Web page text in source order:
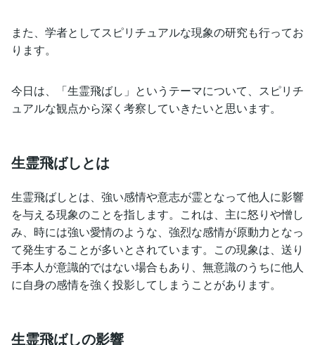
また、学者としてスピリチュアルな現象の研究も行ってお
ります。
今日は、「生霊飛ばし」というテーマについて、スピリチ
ュアルな観点から深く考察していきたいと思います。
生霊飛ばしとは
生霊飛ばしとは、強い感情や意志が霊となって他人に影響
を与える現象のことを指します。これは、主に怒りや憎し
み、時には強い愛情のような、強烈な感情が原動力となっ
て発生することが多いとされています。この現象は、送り
手本人が意識的ではない場合もあり、無意識のうちに他人
に自身の感情を強く投影してしまうことがあります。
生霊飛ばしの影響